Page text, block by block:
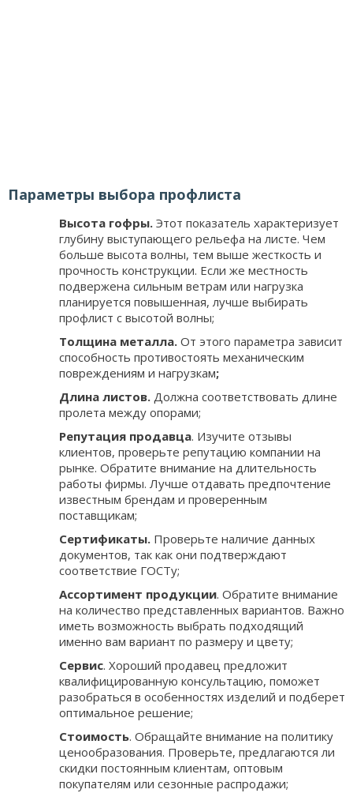
Параметры выбора профлиста
Высота гофры. Этот показатель характеризует
глубину выступающего рельефа на листе. Чем
больше высота волны, тем выше жесткость и
прочность конструкции. Если же местность
подвержена сильным ветрам или нагрузка
планируется повышенная, лучше выбирать
профлист с высотой волны;
Толщина металла. От этого параметра зависит
способность противостоять механическим
повреждениям и нагрузкам;
Длина листов. Должна соответствовать длине
пролета между опорами;
Репутация продавца. Изучите отзывы
клиентов, проверьте репутацию компании на
рынке. Обратите внимание на длительность
работы фирмы. Лучше отдавать предпочтение
известным брендам и проверенным
поставщикам;
Сертификаты. Проверьте наличие данных
документов, так как они подтверждают
соответствие ГОСТу;
Ассортимент продукции. Обратите внимание
на количество представленных вариантов. Важно
иметь возможность выбрать подходящий
именно вам вариант по размеру и цвету;
Сервис. Хороший продавец предложит
квалифицированную консультацию, поможет
разобраться в особенностях изделий и подберет
оптимальное решение;
Стоимость. Обращайте внимание на политику
ценообразования. Проверьте, предлагаются ли
скидки постоянным клиентам, оптовым
покупателям или сезонные распродажи;